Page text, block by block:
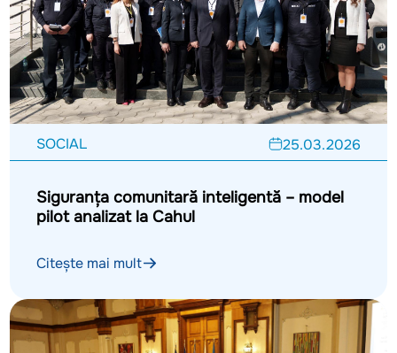
SOCIAL 25.03.2026
Siguranța comunitară inteligentă – model
pilot analizat la Cahul
Citește mai mult